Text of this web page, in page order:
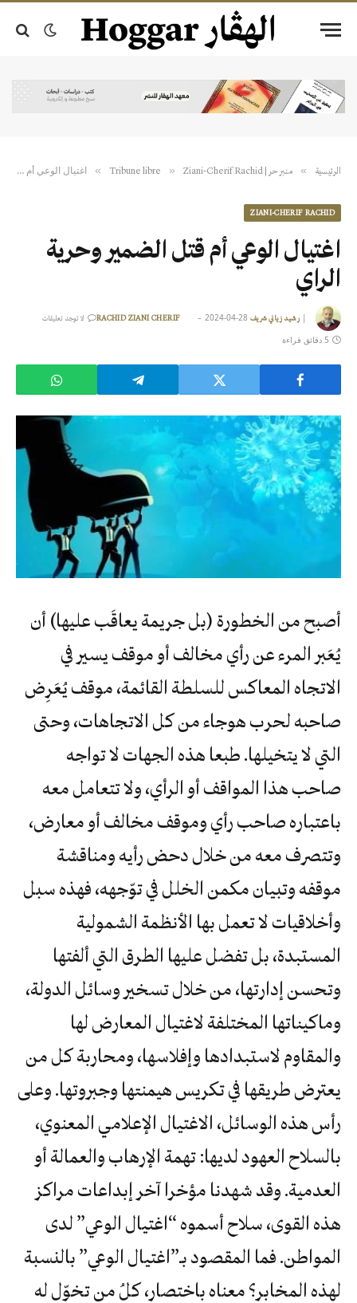
الرئيسية » منبر حر | Tribune libre » Ziani-Cherif Rachid
» اغتيال الوعي أم قتل الضمير وحرية الراي
ZIANI-CHERIF RACHID
اغتيال الوعي أم قتل الضمير وحرية
الراي
| رشيد زياني شريف RACHID ZIANI CHERIF 2024-04-28 لا توجد تعليقات
5 دقائق قراءة
أصبح من الخطورة (بل جريمة يعاقَب عليها) أن
يُعَبر المرء عن رأي مخالف أو موقف يسير في
الاتجاه المعاكس للسلطة القائمة، موقف يُعَرِض
صاحبه لحرب هوجاء من كل الاتجاهات، وحتى
التي لا يتخيلها. طبعا هذه الجهات لا تواجه
صاحب هذا المواقف أو الرأي، ولا تتعامل معه
باعتباره صاحب رأي وموقف مخالف أو معارض،
وتتصرف معه من خلال دحض رأيه ومناقشة
موقفه وتبيان مكمن الخلل في توّجهه، فهذه سبل
وأخلاقيات لا تعمل بها الأنظمة الشمولية
المستبدة، بل تفضل عليها الطرق التي ألفتها
وتحسن إدارتها، من خلال تسخير وسائل الدولة،
وماكيناتها المختلفة لاغتيال المعارض لها
والمقاوم لاستبدادها وإفلاسها، ومحاربة كل من
يعترض طريقها في تكريس هيمنتها وجبروتها. وعلى
رأس هذه الوسائل، الاغتيال الإعلامي المعنوي،
بالسلاح العهود لديها: تهمة الإرهاب والعمالة أو
العدمية. وقد شهدنا مؤخرا آخر إبداعات مراكز
هذه القوى، سلاح أسموه “اغتيال الوعي” لدى
المواطن. فما المقصود بـ”اغتيال الوعي” بالنسبة
لهذه المخابر؟ معناه باختصار، كلُ من تخوّل له